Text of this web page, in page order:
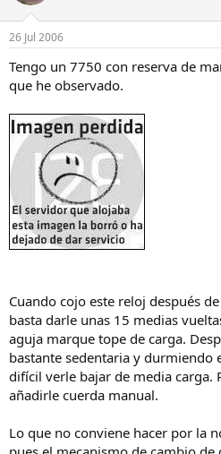
26 Jul 2006
Tengo un 7750 con reserva de
que he observado.
Cuando cojo este reloj después
basta darle unas 15 medias
aguja marque tope de carga.
bastante sedentaria y durmiendo
difícil verle bajar de media carga.
añadirle cuerda manual.
Lo que no conviene hacer por la